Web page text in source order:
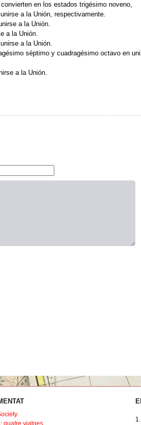
en los estados trigésimo noveno,
a la Unión, respectivamente.
a la Unión.
a la Unión.
a la Unión.
séptimo y cuadragésimo octavo en
a la Unión.
quatre viatges
1.